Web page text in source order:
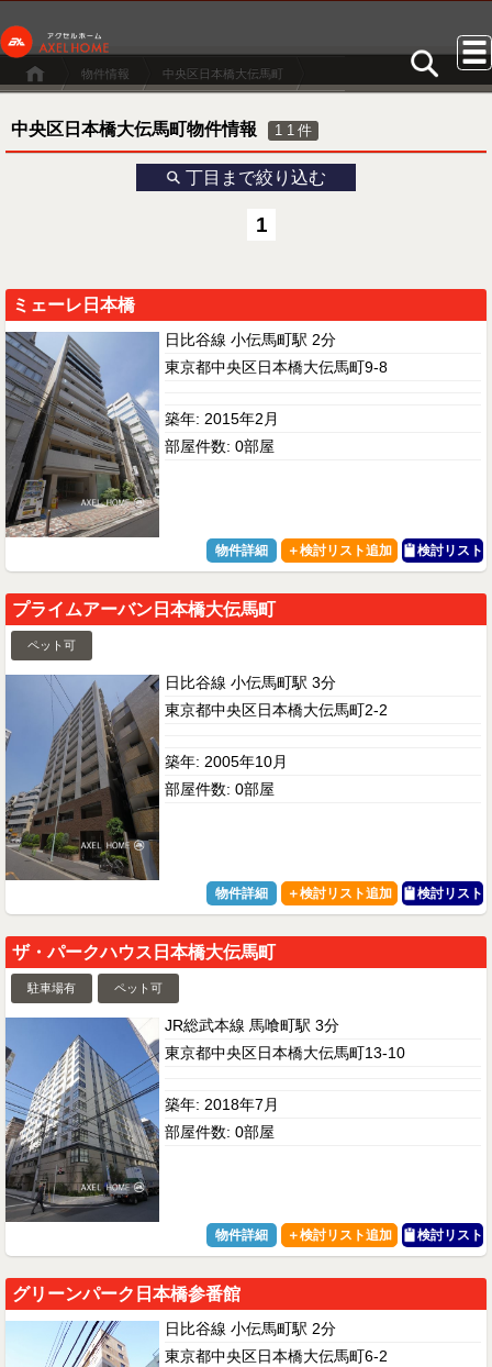
物件情報 中央区日本橋大伝馬町
中央区日本橋大伝馬町物件情報 11 件
丁目まで絞り込む
1
ミェーレ日本橋
日比谷線 小伝馬町駅 2分
東京都中央区日本橋大伝馬町9-8
築年: 2015年2月
部屋件数: 0部屋
物件詳細 検討リスト
プライムアーバン日本橋大伝馬町
ペット可
日比谷線 小伝馬町駅 3分
東京都中央区日本橋大伝馬町2-2
築年: 2005年10月
部屋件数: 0部屋
物件詳細 検討リスト
ザ・パークハウス日本橋大伝馬町
駐車場有 ペット可
JR総武本線 馬喰町駅 3分
東京都中央区日本橋大伝馬町13-10
築年: 2018年7月
部屋件数: 0部屋
物件詳細 検討リスト
グリーンパーク日本橋参番館
日比谷線 小伝馬町駅 2分
東京都中央区日本橋大伝馬町6-2